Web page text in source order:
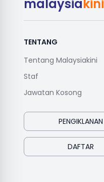
malaysiakini
TENTANG
Tentang Malaysiakini
Staf
Jawatan Kosong
PENGIKLANAN
DAFTAR